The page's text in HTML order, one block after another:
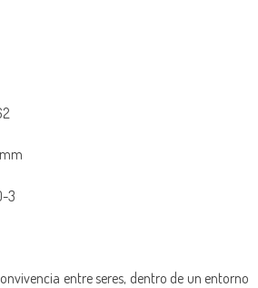
mm
3
entre seres, dentro de un entorno